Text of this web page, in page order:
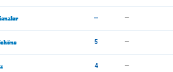
— —
5 —
4 —